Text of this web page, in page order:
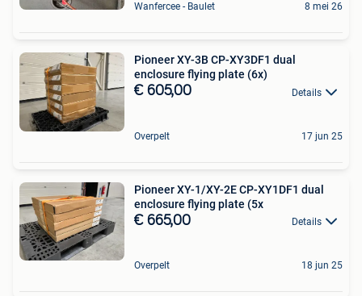
Wanfercee - Baulet 8 mei 26
Pioneer XY-3B CP-XY3DF1 dual
enclosure flying plate (6x)
€ 605,00 Details
Overpelt 17 jun 25
Pioneer XY-1/XY-2E CP-XY1DF1 dual
enclosure flying plate (5x
€ 665,00 Details
Overpelt 18 jun 25